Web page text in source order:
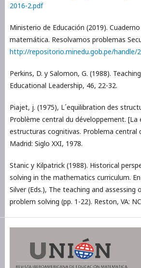
2016-2.pdf
Ministerio de Educación (2019).
matemática. Resolvamos problemas
http://repositorio.minedu.gob.pe/handle/
Perkins, D. y Salomon, G. (1988).
Educational Leadership, 46, 22-32.
Piajet, j. (1975), L´equilibration des
Problème central du développement. [La
estructuras cognitivas. Problema central
Madrid: Siglo XXI, 1978.
Stanic y Kilpatrick (1988). Historical
solving in the mathematics curriculum. En
Silver (Eds.), The teaching and
problem solving (pp. 1-22). Reston, VA: